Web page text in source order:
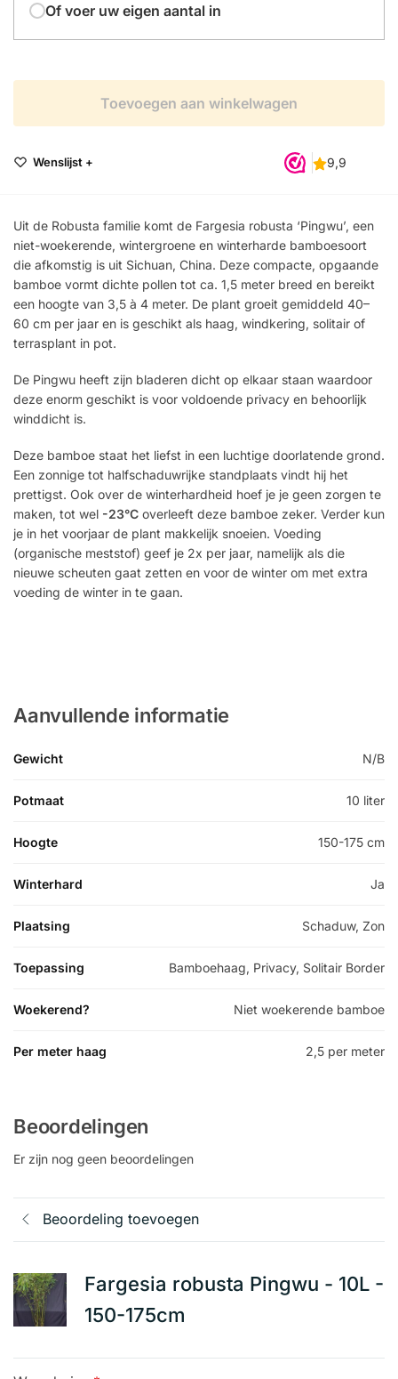
Of voer uw eigen aantal in
Toevoegen aan winkelwagen
Wenslijst +
Uit de Robusta familie komt de Fargesia robusta ‘Pingwu’, een
niet-woekerende, wintergroene en winterharde bamboesoort
die afkomstig is uit Sichuan, China. Deze compacte, opgaande
bamboe vormt dichte pollen tot ca. 1,5 meter breed en bereikt
een hoogte van 3,5 à 4 meter. De plant groeit gemiddeld 40–
60 cm per jaar en is geschikt als haag, windkering, solitair of
terrasplant in pot.
De Pingwu heeft zijn bladeren dicht op elkaar staan waardoor
deze enorm geschikt is voor voldoende privacy en behoorlijk
winddicht is.
Deze bamboe staat het liefst in een luchtige doorlatende grond.
Een zonnige tot halfschaduwrijke standplaats vindt hij het
prettigst. Ook over de winterhardheid hoef je je geen zorgen te
maken, tot wel -23°C overleeft deze bamboe zeker. Verder kun
je in het voorjaar de plant makkelijk snoeien. Voeding
(organische meststof) geef je 2x per jaar, namelijk als die
nieuwe scheuten gaat zetten en voor de winter om met extra
voeding de winter in te gaan.
Aanvullende informatie
Gewicht N/B
Potmaat 10 liter
Hoogte 150-175 cm
Winterhard Ja
Plaatsing Schaduw, Zon
Toepassing Bamboehaag, Privacy, Solitair Border
Woekerend? Niet woekerende bamboe
Per meter haag 2,5 per meter
Beoordelingen
Er zijn nog geen beoordelingen
Beoordeling toevoegen
Fargesia robusta Pingwu - 10L -
150-175cm